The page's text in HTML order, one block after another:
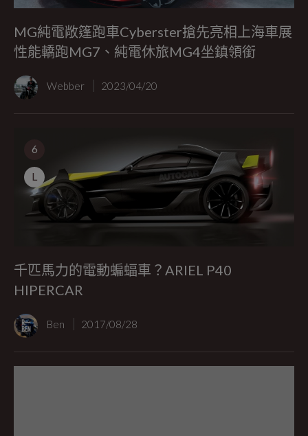
MG純電敞篷跑車Cyberster搶先亮相上海車展
性能轎跑MG7、純電休旅MG4坐鎮領銜
Webber 2023/04/20
6
L
千匹馬力的電動蝙蝠車？ARIEL P40
HIPERCAR
Ben 2017/08/28